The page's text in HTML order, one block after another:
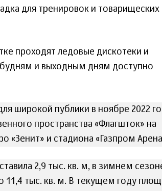
для тренировок и товарищеских
проходят ледовые дискотеки и
и выходным дням доступно
широкой публики в ноябре 2022
пространства «Флагшток» на
«Зенит» и стадиона «Газпром
2,9 тыс. кв. м, в зимнем
11,4 тыс. кв. м. В текущем году